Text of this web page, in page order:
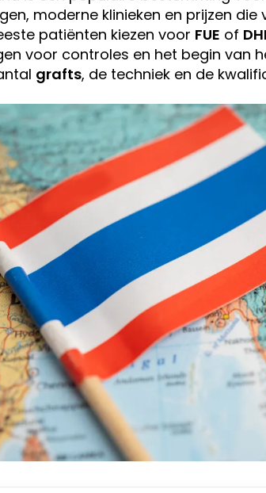
moderne klinieken en prijzen
patiënten kiezen voor FUE of DHI
voor controles en het begin van
grafts, de techniek en de